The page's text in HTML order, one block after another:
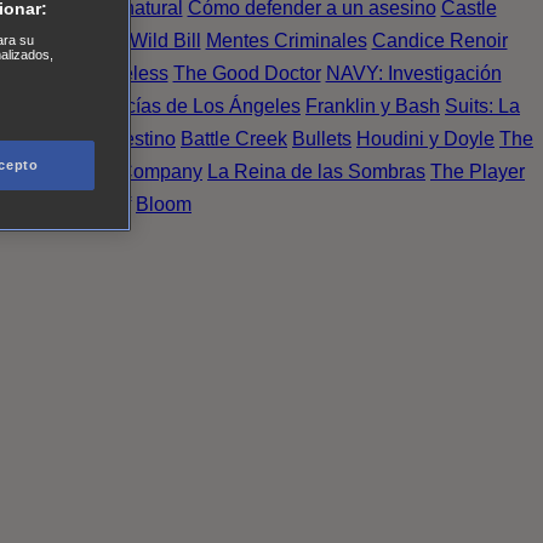
Sobrenatural Cómo defender a un asesino Castle
de Noche Wild Bill Mentes Criminales Candice Renoir
Timeless The Good Doctor NAVY: Investigación
Finest. Policías de Los Ángeles Franklin y Bash Suits: La
More Último Destino Battle Creek Bullets Houdini y Doyle The
X Company La Reina de las Sombras The Player
Bloom
su